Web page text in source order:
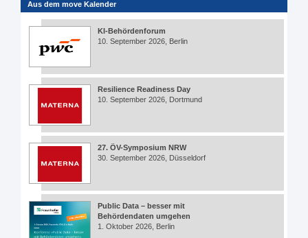
Aus dem move Kalender
KI-Behördenforum
10. September 2026, Berlin
Resilience Readiness Day
10. September 2026, Dortmund
27. ÖV-Symposium NRW
30. September 2026, Düsseldorf
Public Data – besser mit
Behördendaten umgehen
1. Oktober 2026, Berlin